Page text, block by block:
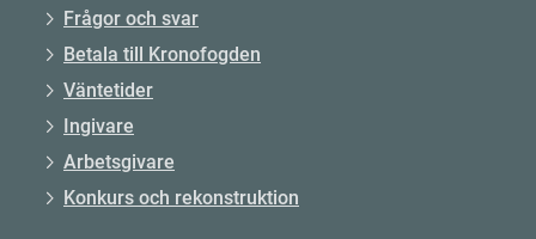
Frågor och svar
Betala till Kronofogden
Väntetider
Ingivare
Arbetsgivare
Konkurs och rekonstruktion